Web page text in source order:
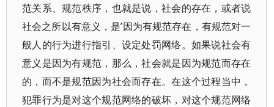
范关系、规范秩序，也就是说，社会的存在，或者说
社会之所以有意义，是’因为有规范存在，有规范对一
般人的行为进行指引、设定处罚网络。如果说社会有
意义是因为有规范，那么，社会就是因为规范而存在
的，而不是规范因为社会而存在。在这个过程当中，
犯罪行为是对这个规范网络的破坏，对这个规范网络